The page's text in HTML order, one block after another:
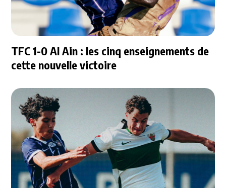
TFC 1-0 Al Ain : les cinq enseignements de
cette nouvelle victoire